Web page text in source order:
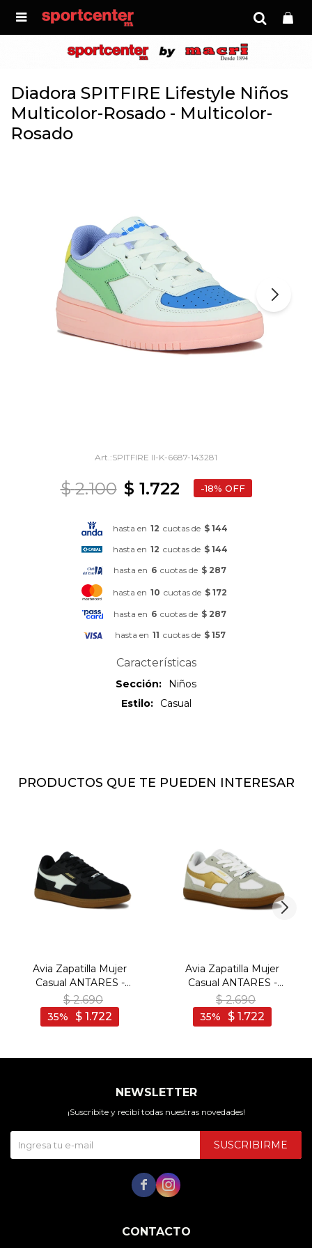

Diadora SPITFIRE Lifestyle Niños
Multicolor-Rosado - Multicolor-
Rosado
SPITFIRE II-K-6687-143281
$ 1.722
$ 2.100 18
hasta en 12 cuotas de $ 144
hasta en 12 cuotas de $ 144
hasta en 6 cuotas de $ 287
hasta en 10 cuotas de $ 172
hasta en 6 cuotas de $ 287
hasta en 11 cuotas de $ 157
Características
Sección
Niños
Estilo
Casual
PRODUCTOS QUE TE PUEDEN INTERESAR
Avia Zapatilla Mujer
Casual ANTARES -
BLACK/WHITE - Negro-
Blanco
$ 2.690
$ 1.722
35
Avia Zapatilla Mujer
Casual ANTARES -
BEIGE/GOLD - Beige-
Dorado
$ 2.690
$ 1.722
35
CONTACTO
NEWSLETTER
¡Suscribite y recibí todas nuestras novedades!
SUSCRIBIRME
 